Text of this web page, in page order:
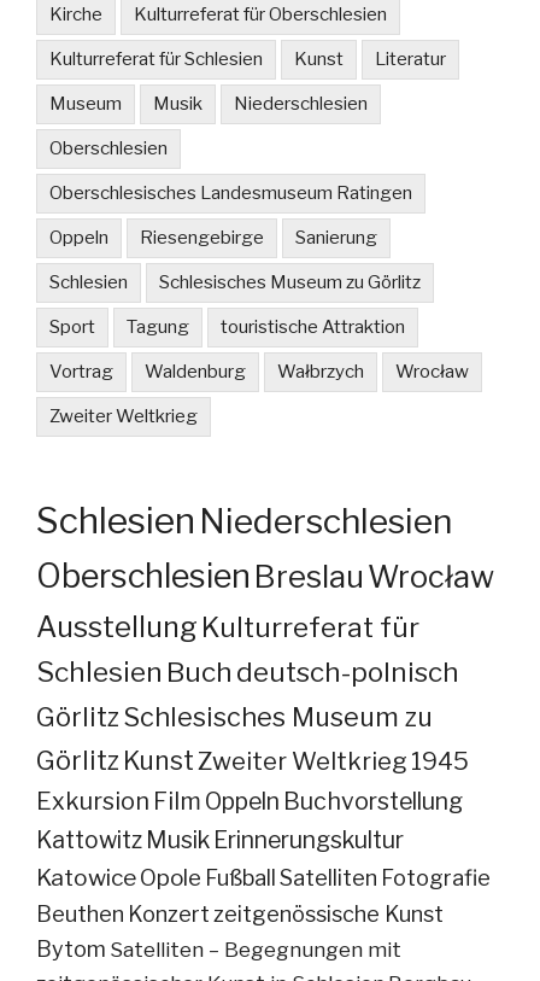
Kirche Kulturreferat für Oberschlesien
Kulturreferat für Schlesien Kunst Literatur
Museum Musik Niederschlesien
Oberschlesien
Oberschlesisches Landesmuseum Ratingen
Oppeln Riesengebirge Sanierung
Schlesien Schlesisches Museum zu Görlitz
Sport Tagung touristische Attraktion
Vortrag Waldenburg Wałbrzych Wrocław
Zweiter Weltkrieg
Schlesien Niederschlesien
Oberschlesien Breslau Wrocław
Ausstellung Kulturreferat für
Schlesien Buch deutsch-polnisch
GörlitzSchlesisches Museum zu
Görlitz KunstZweiter Weltkrieg 1945
Exkursion Film Oppeln Buchvorstellung
Kattowitz Musik Erinnerungskultur
KatowiceOpole FußballSatelliten Fotografie
Beuthen Konzertzeitgenössische Kunst
Bytom Satelliten – Begegnungen mit